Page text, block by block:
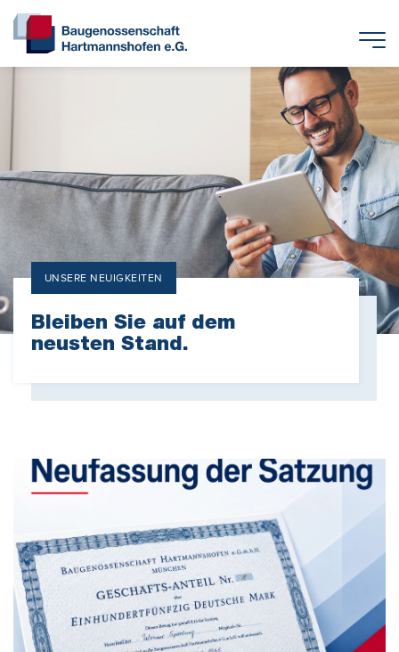
UNSERE NEUIGKEITEN
Bleiben Sie auf dem
neusten Stand.